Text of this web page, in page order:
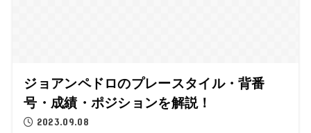
ジョアンペドロのプレースタイル・背番
号・成績・ポジションを解説！
2023.09.08